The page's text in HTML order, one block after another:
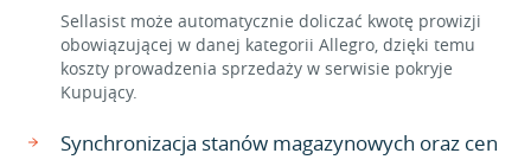
Sellasist może automatycznie doliczać kwotę prowizji
obowiązującej w danej kategorii Allegro, dzięki temu
koszty prowadzenia sprzedaży w serwisie pokryje
Kupujący.
Synchronizacja stanów magazynowych oraz cen